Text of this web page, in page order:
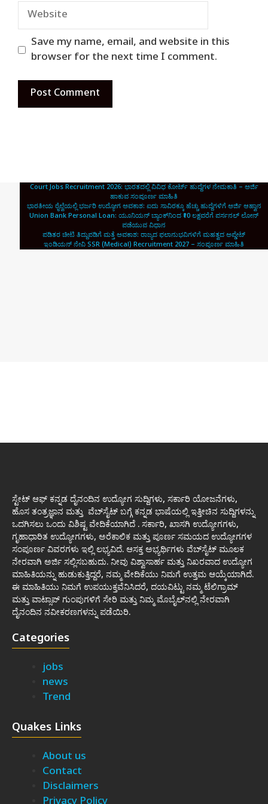
Website
Save my name, email, and website in this
browser for the next time I comment.
Court Jobs Recruitment 2026: ಭಾರತದಲ್ಲಿ ವಿವಿಧ ಕೋರ್ಟ್ ಹುದ್ದೆಗಳ ನೇಮಕಾತಿ – ಅರ್ಜಿ
ಹಾಕುವ ಸಂಪೂರ್ಣ ಮಾಹಿತಿ
ಭಾರತೀಯ ರೈಲ್ವೆಯಲ್ಲಿ ಭರ್ಜರಿ ಉದ್ಯೋಗ ಅವಕಾಶ: ಐದು ಸಾವಿರಕ್ಕೂ ಹೆಚ್ಚು ಹುದ್ದೆಗಳಿಗೆ ಅರ್ಜಿ ಆಹ್ವಾನ
Union Bank Personal Loan: ಯೂನಿಯನ್ ಬ್ಯಾಂಕ್‌ನಿಂದ ₹10 ಲಕ್ಷವರೆಗೆ ಪರ್ಸನಲ್ ಲೋನ್
ಪಡೆಯುವ ವಿಧಾನ
ಪಡಿತರ ಚೀಟಿ ತಿದ್ದುಪಡಿಗೆ ಮತ್ತೆ ಅವಕಾಶ: ರಾಜ್ಯದ ಫಲಾನುಭವಿಗಳಿಗೆ ಮಹತ್ವದ ಅಪ್ಡೇಟ್
ಇಂಡಿಯನ್ ನೇವಿ SSR (Medical) Recruitment 2027 – ಸಂಪೂರ್ಣ ಮಾಹಿತಿ
ಸ್ಟೇಟ್ ಆಫ್ ಕನ್ನಡ ದೈನಂದಿನ ಉದ್ಯೋಗ ಸುದ್ದಿಗಳು, ಸರ್ಕಾರಿ ಯೋಜನೆಗಳು,
ಹೊಸ ತಂತ್ರಜ್ಞಾನ ಮತ್ತು ವೆಬ್‌ಸೈಟ್ ಬಗ್ಗೆ ಕನ್ನಡ ಭಾಷೆಯಲ್ಲಿ ಇತ್ತೀಚಿನ ಸುದ್ದಿಗಳನ್ನು
ಒದಗಿಸಲು ಒಂದು ವಿಶಿಷ್ಟ ವೇದಿಕೆಯಾಗಿದೆ . ಸರ್ಕಾರಿ, ಖಾಸಗಿ ಉದ್ಯೋಗಗಳು,
ಗೃಹಾಧಾರಿತ ಉದ್ಯೋಗಗಳು, ಅರೆಕಾಲಿಕ ಮತ್ತು ಪೂರ್ಣ ಸಮಯದ ಉದ್ಯೋಗಗಳ
ಸಂಪೂರ್ಣ ವಿವರಗಳು ಇಲ್ಲಿ ಲಭ್ಯವಿದೆ. ಆಸಕ್ತ ಅಭ್ಯರ್ಥಿಗಳು ವೆಬ್‌ಸೈಟ್ ಮೂಲಕ
ನೇರವಾಗಿ ಅರ್ಜಿ ಸಲ್ಲಿಸಬಹುದು. ನೀವು ವಿಶ್ವಾಸಾರ್ಹ ಮತ್ತು ನಿಖರವಾದ ಉದ್ಯೋಗ
ಮಾಹಿತಿಯನ್ನು ಹುಡುಕುತ್ತಿದ್ದರೆ, ನಮ್ಮ ವೇದಿಕೆಯು ನಿಮಗೆ ಉತ್ತಮ ಆಯ್ಕೆಯಾಗಿದೆ.
ಈ ಮಾಹಿತಿಯು ನಿಮಗೆ ಉಪಯುಕ್ತವೆನಿಸಿದರೆ, ದಯವಿಟ್ಟು ನಮ್ಮ ಟೆಲಿಗ್ರಾಮ್
ಮತ್ತು ವಾಟ್ಸಾಪ್ ಗುಂಪುಗಳಿಗೆ ಸೇರಿ ಮತ್ತು ನಿಮ್ಮ ಮೊಬೈಲ್‌ನಲ್ಲಿ ನೇರವಾಗಿ
ದೈನಂದಿನ ನವೀಕರಣಗಳನ್ನು ಪಡೆಯಿರಿ.
Categories
jobs
news
Trend
Quakes Links
About us
Contact
Disclaimers